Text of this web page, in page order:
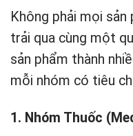
Không phải mọi sản
trải qua cùng một
sản phẩm thành
mỗi nhóm có tiêu
1. Nhóm Thuốc